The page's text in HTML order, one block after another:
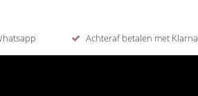
Achteraf betalen met Klarna